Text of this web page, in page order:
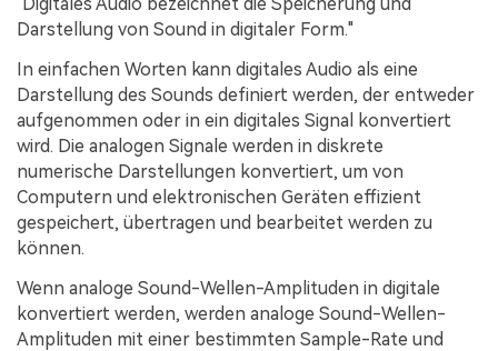
Darstellung von Sound in digitaler Form."
In einfachen Worten kann digitales Audio als eine
Darstellung des Sounds definiert werden, der entweder
aufgenommen oder in ein digitales Signal konvertiert
wird. Die analogen Signale werden in diskrete
numerische Darstellungen konvertiert, um von
Computern und elektronischen Geräten effizient
gespeichert, übertragen und bearbeitet werden zu
können.
Wenn analoge Sound-Wellen-Amplituden in digitale
konvertiert werden, werden analoge Sound-Wellen-
Amplituden mit einer bestimmten Sample-Rate und